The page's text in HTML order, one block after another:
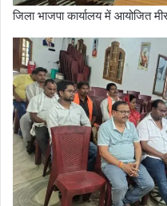
जिला भाजपा कार्यालय में आयोजित